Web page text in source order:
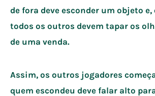
de fora deve esconder um objeto e,
todos os outros devem tapar os
de uma venda.
Assim, os outros jogadores
quem escondeu deve falar alto